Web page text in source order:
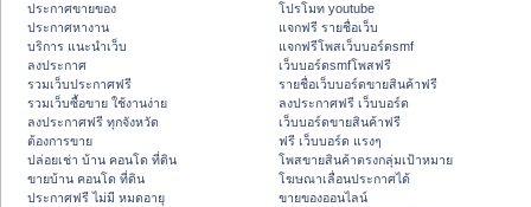
ประกาศขายของ
ประกาศหางาน
บริการ แนะนำเว็บ
ลงประกาศ
รวมเว็บประกาศฟรี
รวมเว็บซื้อขาย ใช้งานง่าย
ลงประกาศฟรี ทุกจังหวัด
ต้องการขาย
ปล่อยเช่า บ้าน คอนโด ที่ดิน
ขายบ้าน คอนโด ที่ดิน
ประกาศฟรี ไม่มี หมดอายุ
โปรโมท youtube
แจกฟรี รายชื่อเว็บ
แจกฟรีโพสเว็บบอร์ดsmf
เว็บบอร์ดsmfโพสฟรี
รายชื่อเว็บบอร์ดขายสินค้าฟรี
ลงประกาศฟรี เว็บบอร์ด
เว็บบอร์ดขายสินค้าฟรี
ฟรี เว็บบอร์ด แรงๆ
โพสขายสินค้าตรงกลุ่มเป้าหมาย
โฆษณาเลื่อนประกาศได้
ขายของออนไลน์